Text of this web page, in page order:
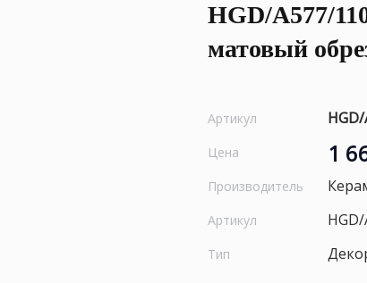
HGD/A577/
матовый
Артикул
Цена 1
Производитель
Артикул
Тип